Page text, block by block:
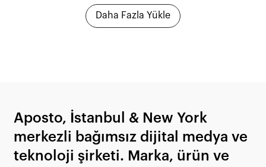
Daha Fazla Yükle
Aposto, İstanbul & New York
merkezli bağımsız dijital medya ve
teknoloji şirketi. Marka, ürün ve